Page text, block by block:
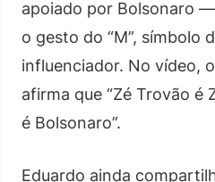
apoiado por Bolsonaro
o gesto do “M”, símbolo
influenciador. No vídeo,
afirma que “Zé Trovão é
é Bolsonaro”.
Eduardo ainda